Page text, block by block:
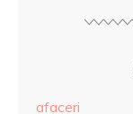
afaceri